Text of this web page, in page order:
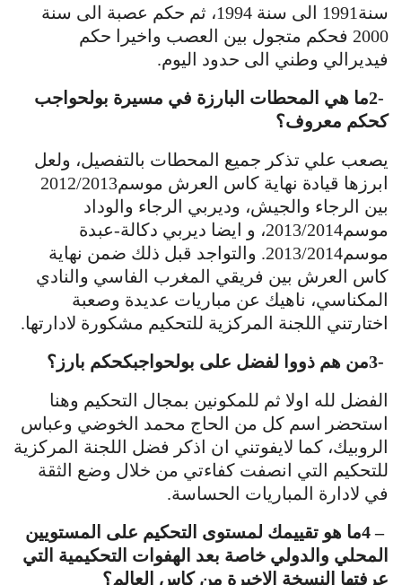
سنة1991 الى سنة 1994، ثم حكم عصبة الى سنة
2000 فحكم متجول بين العصب واخيرا حكم
فيديرالي وطني الى حدود اليوم.
2-ما هي المحطات البارزة في مسيرة بولحواجب
كحكم معروف؟
يصعب علي تذكر جميع المحطات بالتفصيل، ولعل
ابرزها قيادة نهاية كاس العرش موسم2012/2013
بين الرجاء والجيش، وديربي الرجاء والوداد
موسم2013/2014، و ايضا ديربي دكالة-عبدة
موسم2013/2014. والتواجد قبل ذلك ضمن نهاية
كاس العرش بين فريقي المغرب الفاسي والنادي
المكناسي، ناهيك عن مباريات عديدة وصعبة
اختارتني اللجنة المركزية للتحكيم مشكورة لادارتها.
3-من هم ذووا لفضل على بولحواجبكحكم بارز؟
الفضل لله اولا ثم للمكونين بمجال التحكيم وهنا
استحضر اسم كل من الحاج محمد الخوضي وعباس
الروبيك، كما لايفوتني ان اذكر فضل اللجنة المركزية
للتحكيم التي انصفت كفاءتي من خلال وضع الثقة
في لادارة المباريات الحساسة.
4 –ما هو تقييمك لمستوى التحكيم على المستويين
المحلي والدولي خاصة بعد الهفوات التحكيمية التي
عرفتها النسخة الاخيرة من كاس العالم؟